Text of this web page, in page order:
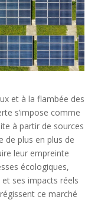
et à la flambée des
s’impose comme
à partir de sources
de plus en plus de
leur empreinte
écologiques,
ses impacts réels
ce marché